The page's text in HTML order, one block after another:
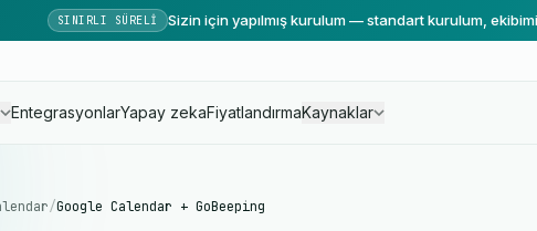
SINIRLI SÜRELI Sizin için yapılmış kurulum — standart kurulum,
EntegrasyonlarYapay zekaFiyatlandırmaKaynaklar
/Google Calendar + GoBeeping